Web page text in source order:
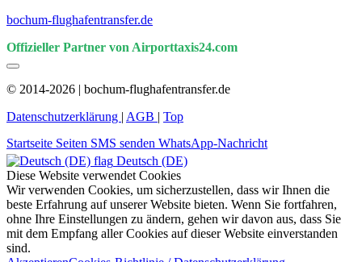
bochum-flughafentransfer.de
Offizieller Partner von Airporttaxis24.com
© 2014-2026 | bochum-flughafentransfer.de
Datenschutzerklärung | AGB | Top
Startseite Seiten SMS senden WhatsApp-Nachricht
Deutsch (DE)
Diese Website verwendet Cookies
Wir verwenden Cookies, um sicherzustellen, dass wir Ihnen die
beste Erfahrung auf unserer Website bieten. Wenn Sie fortfahren,
ohne Ihre Einstellungen zu ändern, gehen wir davon aus, dass Sie
mit dem Empfang aller Cookies auf dieser Website einverstanden
sind.